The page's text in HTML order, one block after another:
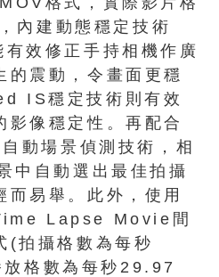
內建動態穩定技術
效修正手持相機作廣
的震動，令畫面更穩
IS穩定技術則有效
影像穩定性。再配合
動場景偵測技術，相
中自動選出最佳拍攝
而易舉。此外，使用
Lapse Movie間
(拍攝格數為每秒
格數為每秒29.97